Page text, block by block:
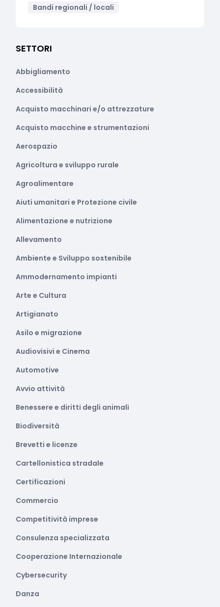
Bandi regionali / locali
SETTORI
Abbigliamento
Accessibilità
Acquisto macchinari e/o attrezzature
Acquisto macchine e strumentazioni
Aerospazio
Agricoltura e sviluppo rurale
Agroalimentare
Aiuti umanitari e Protezione civile
Alimentazione e nutrizione
Allevamento
Ambiente e Sviluppo sostenibile
Ammodernamento impianti
Arte e Cultura
Artigianato
Asilo e migrazione
Audiovisivi e Cinema
Automotive
Avvio attività
Benessere e diritti degli animali
Biodiversità
Brevetti e licenze
Cartellonistica stradale
Certificazioni
Commercio
Competitività imprese
Consulenza specializzata
Cooperazione Internazionale
Cybersecurity
Danza